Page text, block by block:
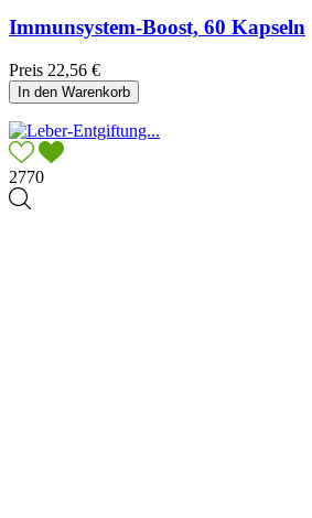
Immunsystem-Boost, 60 Kapseln
Preis 22,56 €
In den Warenkorb
2770